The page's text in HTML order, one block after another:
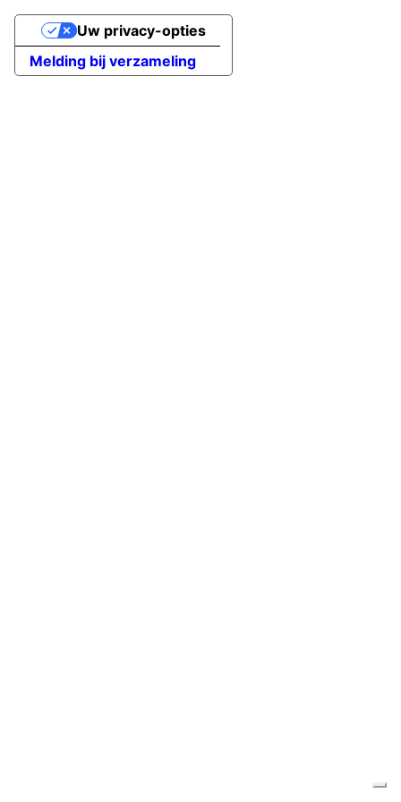
Melding bij verzameling
Uw privacy-opties